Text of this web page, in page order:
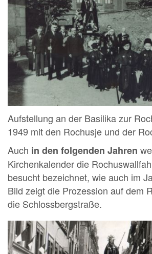
Aufstellung an der Basilika zur
1949 mit den Rochusje und der
Auch in den folgenden Jahren
Kirchenkalender die
besucht bezeichnet, wie auch im
Bild zeigt die Prozession auf dem
die Schlossbergstraße.